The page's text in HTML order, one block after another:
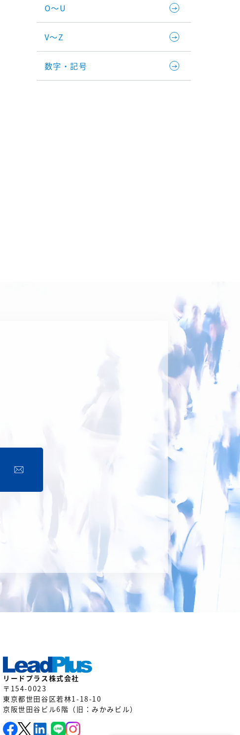
O～U
V～Z
数字・記号
リードプラス株式会社
〒154-0023
東京都世田谷区若林1-18-10
京阪世田谷ビル6階（旧：みかみビル）